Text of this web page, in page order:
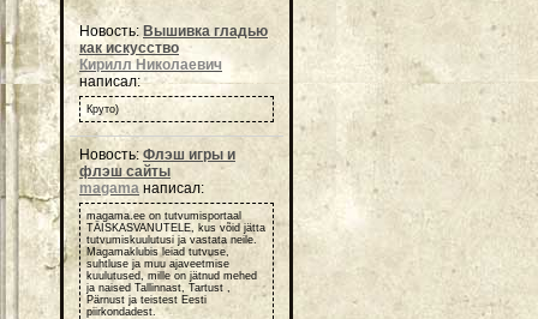
Новость: Вышивка гладью
как искусство
Кирилл Николаевич
написал:
Круто)
Новость: Флэш игры и
флэш сайты
magama написал:
magama.ee on tutvumisportaal
TÄISKASVANUTELE, kus võid jätta
tutvumiskuulutusi ja vastata neile.
Magamaklubis leiad tutvuse,
suhtluse ja muu ajaveetmise
kuulutused, mille on jätnud mehed
ja naised Tallinnast, Tartust ,
Pärnust ja teistest Eesti
piirkondadest.